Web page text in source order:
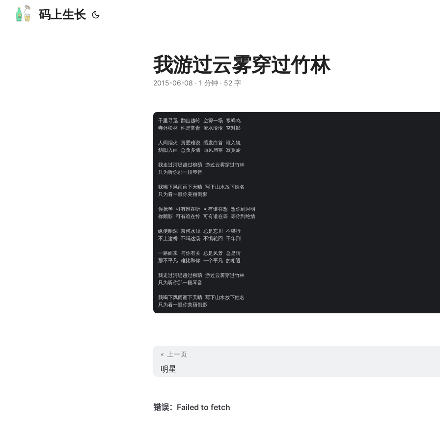
码上生长
我游过云雾穿过竹林
2015-06-08 · 1 分钟 · 52 字
千里寻觅 翻山越岭 空得一场 寒蝉鸣
寺外松林 许是常青 流水泠泠 空对影
人间烟火 真爱难说 绾发白首 谁入镜
斜阳入画 总负多情 西风凋零 寂寞岭
我走过河堤趟过柳荫 游过云雾穿过竹林
只为听你那一段琴音
我喝下风雨画下天晴 写下山水放下姓名
只为看一眼你美丽倒影
你抚琴 可有谁在听 可有谁在想 想你到月明
你顾影 可有谁在怜 可有谁在等 等你到绝情
纵使船深 奈何水浅 总是忘川 不堪行
不上这桥 不喝这汤 不惧轮回 千年刑
一路而来 与你有关 总是风景 总是晴
那不平凡 难比和你 一个平凡 的相遇
我走过河堤趟过柳荫 游过云雾穿过竹林
只为听你那一段琴音
我喝下风雨画下天晴 写下山水放下姓名
« 上一页
明星